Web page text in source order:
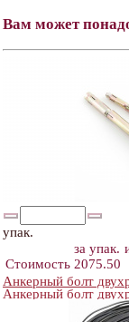
Вам может
упак.
за упак.
Стоимость 2075.50
Анкерный болт
Анкерный болт